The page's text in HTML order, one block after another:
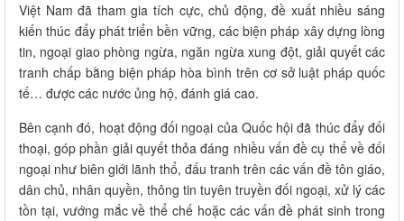
Việt Nam đã tham gia tích cực, chủ động, đề xuất nhiều sáng
kiến thúc đẩy phát triển bền vững, các biện pháp xây dựng lòng
tin, ngoại giao phòng ngừa, ngăn ngừa xung đột, giải quyết các
tranh chấp bằng biện pháp hòa bình trên cơ sở luật pháp quốc
tế… được các nước ủng hộ, đánh giá cao.
Bên cạnh đó, hoạt động đối ngoại của Quốc hội đã thúc đẩy đối
thoại, góp phần giải quyết thỏa đáng nhiều vấn đề cụ thể về đối
ngoại như biên giới lãnh thổ, đấu tranh trên các vấn đề tôn giáo,
dân chủ, nhân quyền, thông tin tuyên truyền đối ngoại, xử lý các
tồn tại, vướng mắc về thể chế hoặc các vấn đề phát sinh trong